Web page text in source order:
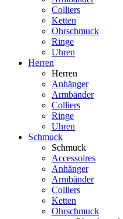
Colliers
Ketten
Ohrschmuck
Ringe
Uhren
Herren
Herren
Anhänger
Armbänder
Colliers
Ringe
Uhren
Schmuck
Schmuck
Accessoires
Anhänger
Armbänder
Colliers
Ketten
Ohrschmuck